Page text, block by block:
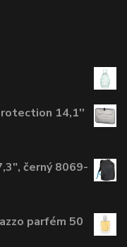
14,1''
černý 8069-
parfém 50